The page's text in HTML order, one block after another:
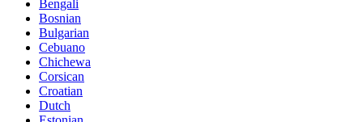
Bengali
Bosnian
Bulgarian
Cebuano
Chichewa
Corsican
Croatian
Dutch